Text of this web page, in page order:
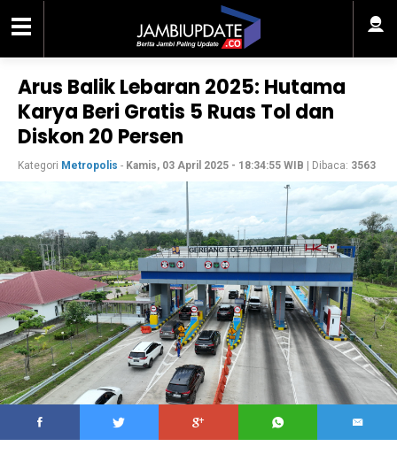
Arus Balik Lebaran 2025: Hutama
Karya Beri Gratis 5 Ruas Tol dan
Diskon 20 Persen
Kategori Metropolis - Kamis, 03 April 2025 - 18:34:55 WIB | Dibaca: 3563